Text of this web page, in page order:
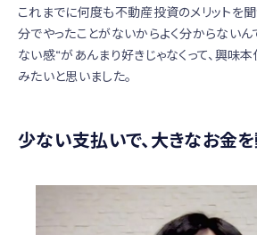
これまでに何度も不動産投資のメリットを
分でやったことがないからよく分からないん
ない感“があんまり好きじゃなくって、興味
みたいと思いました。
少ない支払いで、大きなお金